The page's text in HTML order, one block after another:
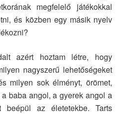
megfelelő játékokkal
és közben egy másik nyelv
azért hoztam létre, hogy
nagyszerű lehetőségeket
milyen sok élményt, örömet,
baba angol, a gyerek angol a
beépül az életetekbe. Tarts